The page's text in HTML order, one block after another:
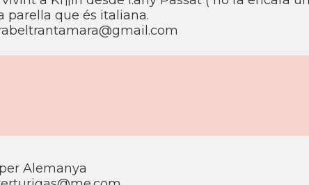
parella que és italiana.
Alemanya